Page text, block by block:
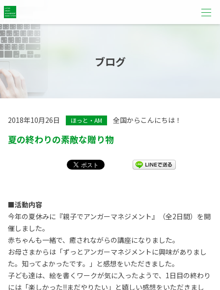
ブログ
2018年10月26日 ほっと・AM 全国からこんにちは！
夏の終わりの素敵な贈り物
■活動内容
今年の夏休みに『親子でアンガーマネジメント』（全2日間）を開
催しました。
赤ちゃんも一緒で、癒されながらの講座になりました。
お母さまからは「ずっとアンガーマネジメントに興味がありまし
た。知ってよかったです。」と感想をいただきました。
子ども達は、絵を書くワークが気に入ったようで、1日目の終わり
には「楽しかった!!まだやりたい」と嬉しい感想をいただきまし